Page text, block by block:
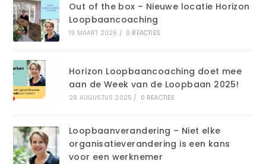
Out of the box – Nieuwe locatie Horizon
Loopbaancoaching
19 MAART 2026 / 0 REACTIES
Horizon Loopbaancoaching doet mee
aan de Week van de Loopbaan 2025!
28 AUGUSTUS 2025 / 0 REACTIES
Loopbaanverandering – Niet elke
organisatieverandering is een kans
voor een werknemer